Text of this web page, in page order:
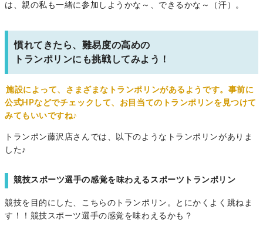
は、親の私も一緒に参加しようかな～、できるかな～（汗）。
慣れてきたら、難易度の高めの
トランポリンにも挑戦してみよう！
施設によって、さまざまなトランポリンがあるようです。事前に
公式HPなどでチェックして、お目当てのトランポリンを見つけて
みてもいいですね♪
トランポン藤沢店さんでは、以下のようなトランポリンがありま
した♪
競技スポーツ選手の感覚を味わえるスポーツトランポリン
競技を目的にした、こちらのトランポリン。とにかくよく跳ねま
す！！競技スポーツ選手の感覚を味わえるかも？